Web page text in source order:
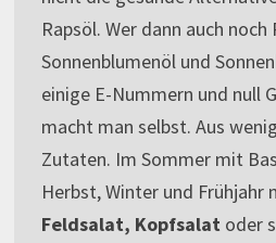
Rapsöl. Wer dann auch
Sonnenblumenöl und
einige E-Nummern und null
macht man selbst. Aus
Zutaten. Im Sommer mit
Herbst, Winter und Frühjahr
Feldsalat, Kopfsalatoder